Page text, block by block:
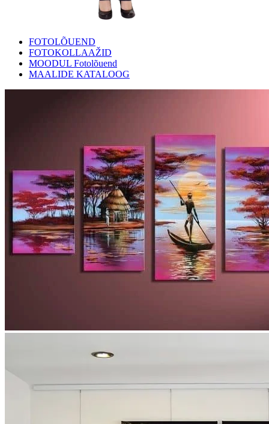
FOTOLÕUEND
FOTOKOLLAAŽID
MOODUL Fotolõuend
MAALIDE KATALOOG